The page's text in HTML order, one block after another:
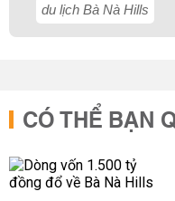
du lịch Bà Nà Hills
CÓ THỂ BẠN